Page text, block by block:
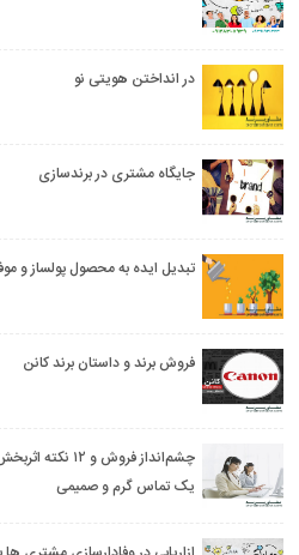
در انداختن هویتی نو
جایگاه مشتری در برندسازی
تبدیل ایده به محصول پولساز و
فروش برند و داستان برند کانن
چشم‌انداز فروش و ۱۲
یک تماس گرم و صمیمی